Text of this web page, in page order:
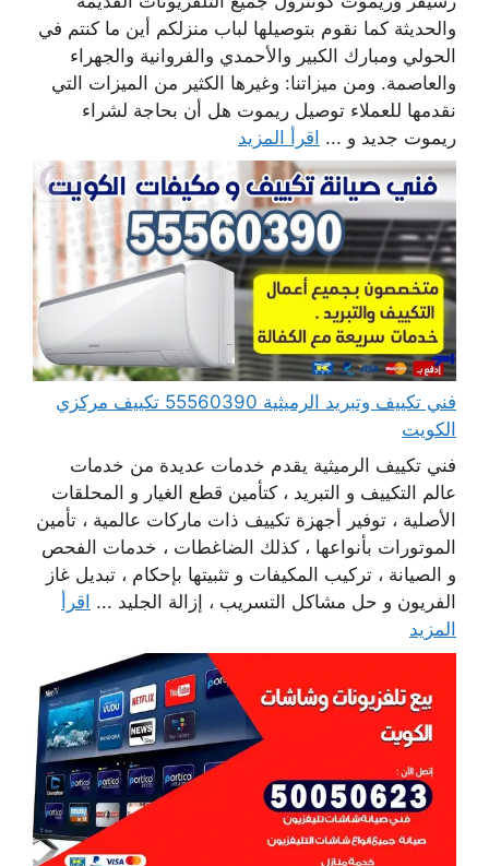
والحديثة كما نقوم بتوصيلها لباب منزلكم أين ما كنتم في
الحولي ومبارك الكبير والأحمدي والفروانية والجهراء
والعاصمة. ومن ميزاتنا: وغيرها الكثير من الميزات التي
نقدمها للعملاء توصيل ريموت هل أن بحاجة لشراء
ريموت جديد و ... اقرأ المزيد
فني تكييف وتبريد الرميثية 55560390 تكييف مركزي
الكويت
فني تكييف الرميثية يقدم خدمات عديدة من خدمات
عالم التكييف و التبريد ، كتأمين قطع الغيار و المحلقات
الأصلية ، توفير أجهزة تكييف ذات ماركات عالمية ، تأمين
الموتورات بأنواعها ، كذلك الضاغطات ، خدمات الفحص
و الصيانة ، تركيب المكيفات و تثبيتها بإحكام ، تبديل غاز
الفريون و حل مشاكل التسريب ، إزالة الجليد ... اقرأ
المزيد